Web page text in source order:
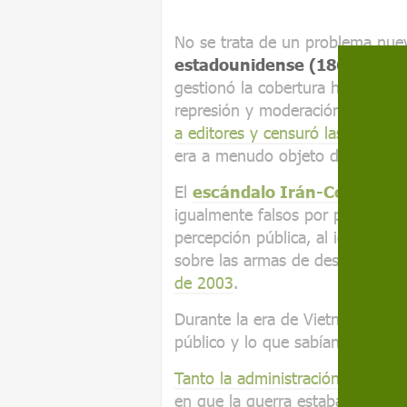
No se trata de un problema
estadounidense (1861-1865)
gestionó la cobertura hostil de
represión y moderación. Su
a editores y censuró las líneas
era a menudo objeto de burlas
El escándalo Irán-Contra
igualmente falsos por parte de
percepción pública, al igual que
sobre las armas de destrucción
de 2003.
Durante la era de Vietnam, la
público y lo que sabían en
Tanto la administración Johnson
en que la guerra estaba dando